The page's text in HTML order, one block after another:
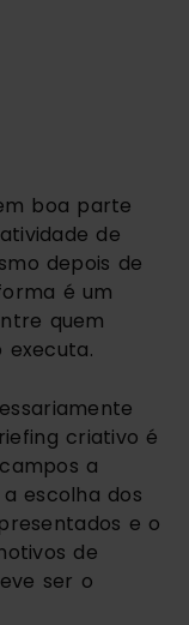
boa parte
de
depois de
é um
quem
criativo é
a
escolha dos
e o
de
ser o